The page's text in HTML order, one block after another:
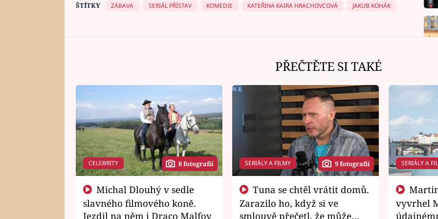
ŠTÍTKY ZÁBAVA SERIÁL PŘÍSTAV KOMEDIE KATEŘINA KAIRA HRACHOVCOVÁ JAKUB KOHÁK
PŘEČTĚTE SI TAKÉ
CELEBRITY 8 fotografií
slavného filmového koně.
Jezdil na něm i Draco Malfoy
SERIÁLY A FILMY 9 fotografií
Zarazilo ho, když si ve
smlouvě přečetl, že může
SERIÁLY A
vyvrhel